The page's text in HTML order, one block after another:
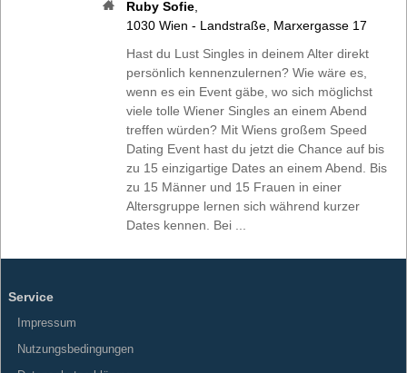
Ruby Sofie
1030 Wien - Landstraße Marxergasse 17
Hast du Lust Singles in deinem Alter direkt
persönlich kennenzulernen? Wie wäre es,
wenn es ein Event gäbe, wo sich möglichst
viele tolle Wiener Singles an einem Abend
treffen würden? Mit Wiens großem Speed
Dating Event hast du jetzt die Chance auf bis
zu 15 einzigartige Dates an einem Abend. Bis
zu 15 Männer und 15 Frauen in einer
Altersgruppe lernen sich während kurzer
Dates kennen. Bei ...
Service
Impressum
Nutzungsbedingungen